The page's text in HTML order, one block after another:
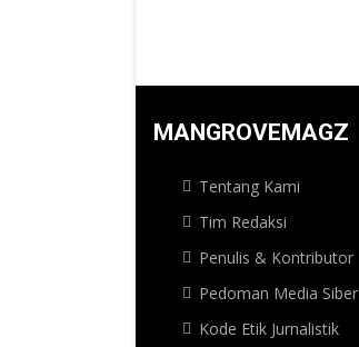
MANGROVEMAGZ
Tentang Kami
Tim Redaksi
Penulis & Kontributor
Pedoman Media Siber
Kode Etik Jurnalistik